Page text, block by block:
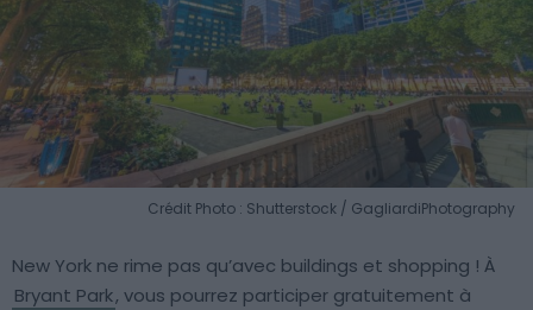
Crédit Photo : Shutterstock / GagliardiPhotography
New York ne rime pas qu’avec buildings et shopping ! À
Bryant Park, vous pourrez participer gratuitement à